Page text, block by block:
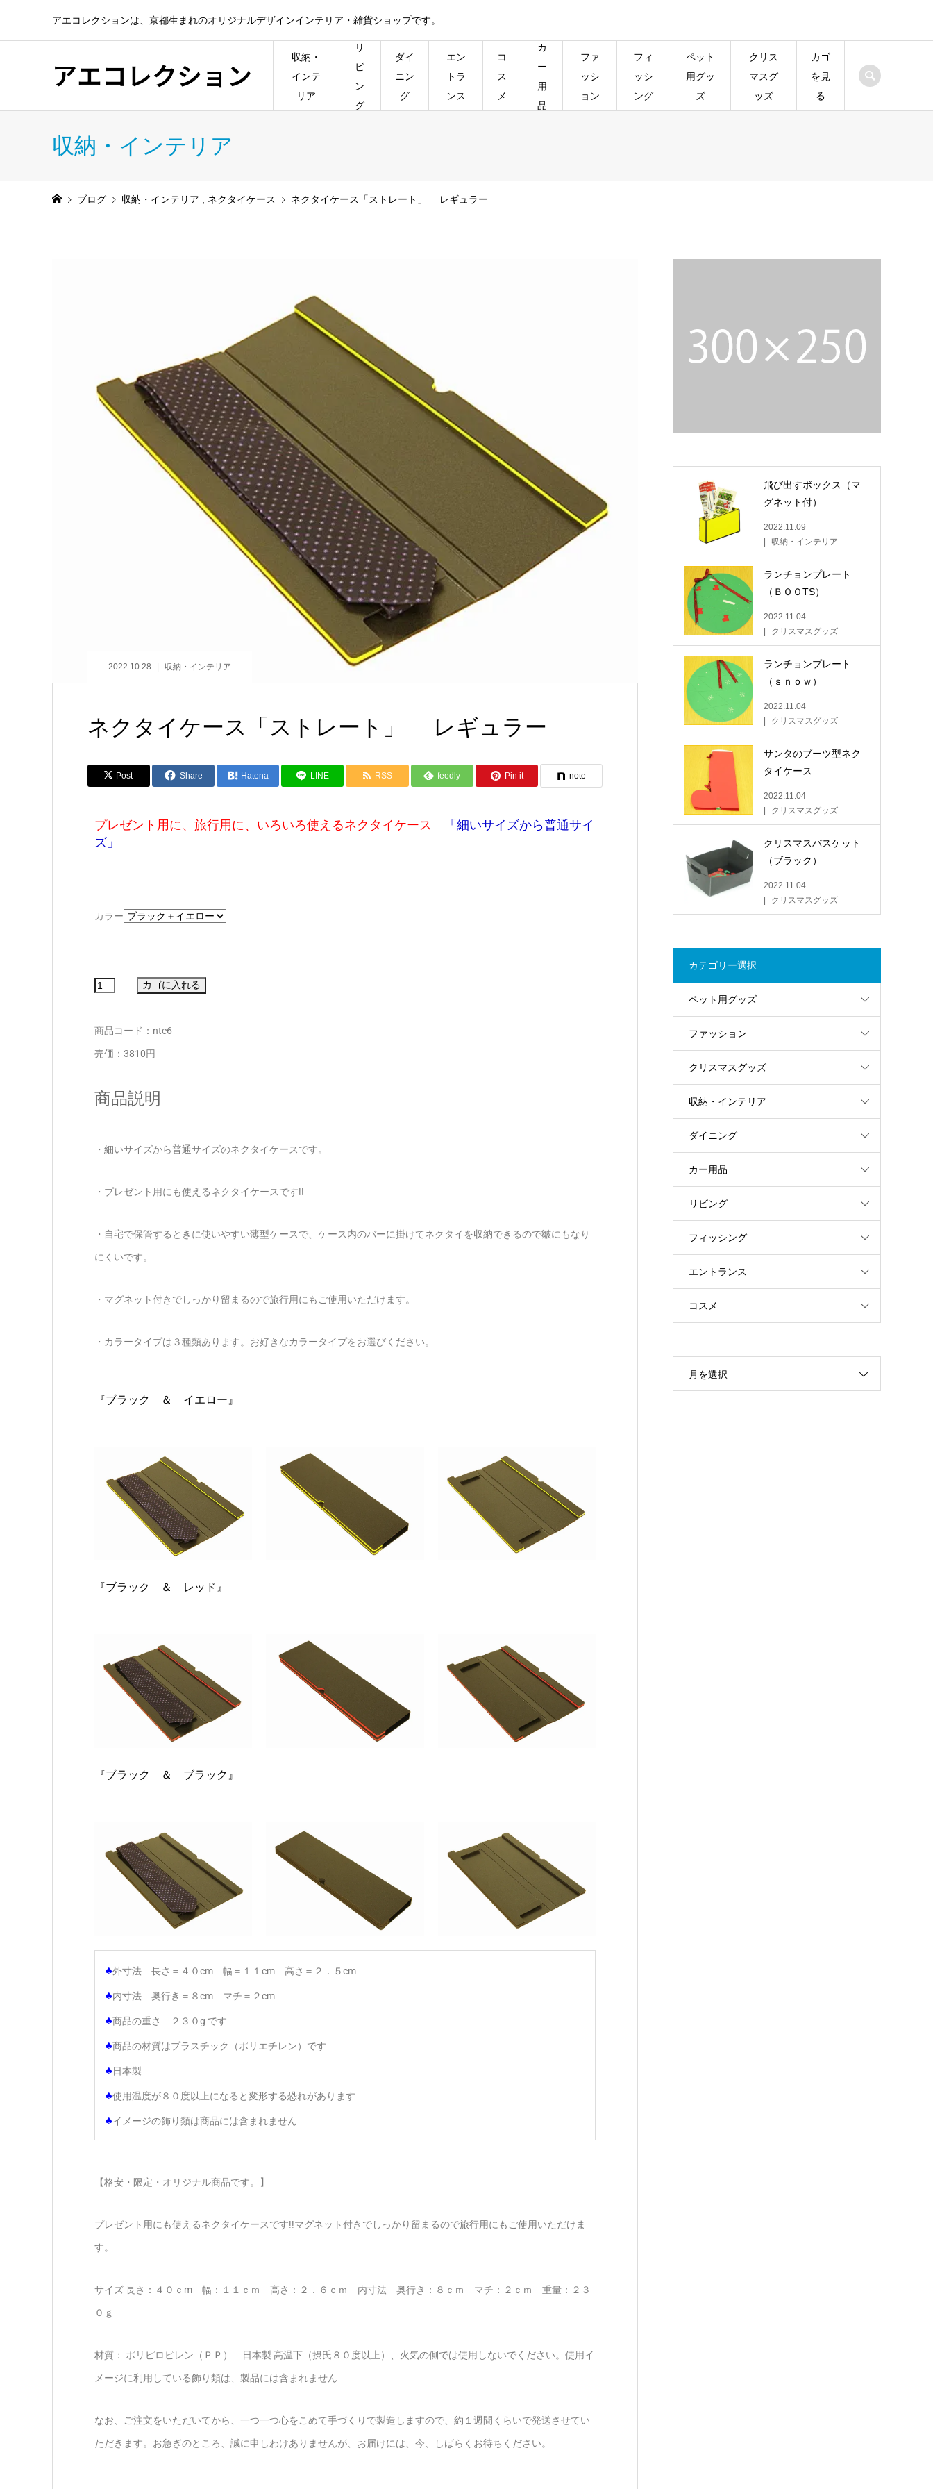
アエコレクションは、京都生まれのオリジナルデザインインテリア・雑貨ショップです。
アエコレクション
収納・
インテ
リア
リ
ビ
ン
グ
ダイ
ニン
グ
エン
トラ
ンス
コ
ス
メ
カ
ー
用
品
ファ
ッシ
ョン
フィ
ッシ
ング
ペット
用グッ
ズ
クリス
マスグ
ッズ
カゴ
を見
る
収納・インテリア
ブログ 収納・インテリア ネクタイケース ネクタイケース「ストレート」 レギュラー
2022.10.28 収納・インテリア
ネクタイケース「ストレート」 レギュラー
Post Share Hatena LINE RSS feedly Pin it note
プレゼント用に、旅行用に、いろいろ使えるネクタイケース
「細いサイズから普通サイ
ズ」
カラー
商品コード：ntc6
売価：3810円
商品説明
・細いサイズから普通サイズのネクタイケースです。
・プレゼント用にも使えるネクタイケースです!!
・自宅で保管するときに使いやすい薄型ケースで、ケース内のバーに掛けてネクタイを収納できるので皺にもなり
にくいです。
・マグネット付きでしっかり留まるので旅行用にもご使用いただけます。
・カラータイプは３種類あります。お好きなカラータイプをお選びください。
『ブラック ＆ イエロー』
『ブラック ＆ レッド』
『ブラック ＆ ブラック』
♠外寸法 長さ＝４０cm 幅＝１１cm 高さ＝２．５cm
♠内寸法 奥行き＝８cm マチ＝２cm
♠商品の重さ ２３０g です
♠商品の材質はプラスチック（ポリエチレン）です
♠日本製
♠使用温度が８０度以上になると変形する恐れがあります
♠イメージの飾り類は商品には含まれません
【格安・限定・オリジナル商品です。】
プレゼント用にも使えるネクタイケースです!!マグネット付きでしっかり留まるので旅行用にもご使用いただけま
す。
サイズ 長さ：４０ｃm 幅：１１ｃｍ 高さ：２．６ｃｍ 内寸法 奥行き：８ｃｍ マチ：２ｃｍ 重量：２３
０ｇ
材質： ポリピロピレン（ＰＰ） 日本製 高温下（摂氏８０度以上）、火気の側では使用しないでください。使用イ
メージに利用している飾り類は、製品には含まれません
なお、ご注文をいただいてから、一つ一つ心をこめて手づくりで製造しますので、約１週間くらいで発送させてい
ただきます。お急ぎのところ、誠に申しわけありませんが、お届けには、今、しばらくお待ちください。
飛び出すボックス（マ
グネット付）
2022.11.09
収納・インテリア
ランチョンプレート
（ＢＯＯTS）
2022.11.04
クリスマスグッズ
ランチョンプレート
（ｓｎｏｗ）
2022.11.04
クリスマスグッズ
サンタのブーツ型ネク
タイケース
2022.11.04
クリスマスグッズ
クリスマスバスケット
（ブラック）
2022.11.04
クリスマスグッズ
カテゴリー選択
ペット用グッズ
ファッション
クリスマスグッズ
収納・インテリア
ダイニング
カー用品
リビング
フィッシング
エントランス
コスメ
月を選択